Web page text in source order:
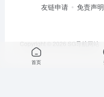
友链申请 免责声明
Copyright © 2026 SG导航网站
首页